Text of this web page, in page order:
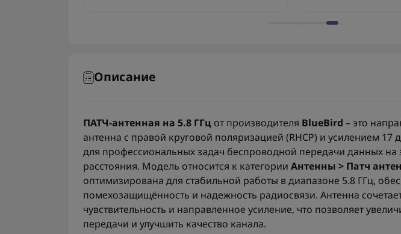
Описание
ПАТЧ-антенная на 5.8 ГГцот производителя BlueBird – это
антенна с правой круговой поляризацией (RHCP) и усилением 17
для профессиональных задач беспроводной передачи данных на
расстояния. Модель относится к категории Антенны > Патч
оптимизирована для стабильной работы в диапазоне 5.8 ГГц,
помехозащищённость и надежность радиосвязи. Антенна
чувствительность и направленное усиление, что позволяет
передачи и улучшить качество канала.